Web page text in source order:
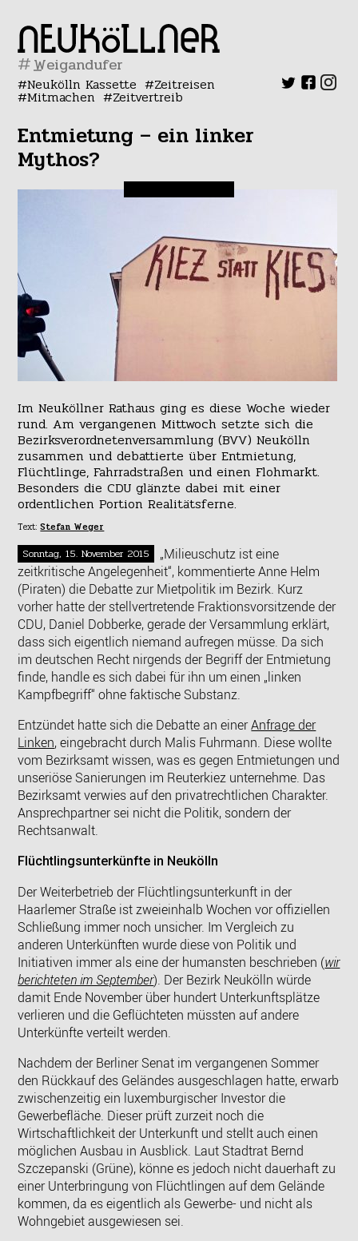
#
Neukölln Kassette Zeitreisen
Mitmachen Zeitvertreib
Entmietung – ein linker
Mythos?
Im Neuköllner Rathaus ging es diese Woche wieder
rund. Am vergangenen Mittwoch setzte sich die
Bezirksverordnetenversammlung (BVV) Neukölln
zusammen und debattierte über Entmietung,
Flüchtlinge, Fahrradstraßen und einen Flohmarkt.
Besonders die CDU glänzte dabei mit einer
ordentlichen Portion Realitätsferne.
Text:Stefan Weger
Sonntag, 15. November 2015
„Milieuschutz ist eine
zeitkritische Angelegenheit“, kommentierte Anne Helm
(Piraten) die Debatte zur Mietpolitik im Bezirk. Kurz
vorher hatte der stellvertretende Fraktionsvorsitzende der
CDU, Daniel Dobberke, gerade der Versammlung erklärt,
dass sich eigentlich niemand aufregen müsse. Da sich
im deutschen Recht nirgends der Begriff der Entmietung
finde, handle es sich dabei für ihn um einen „linken
Kampfbegriff“ ohne faktische Substanz.
Entzündet hatte sich die Debatte an einerAnfrage der
Linken, eingebracht durch Malis Fuhrmann. Diese wollte
vom Bezirksamt wissen, was es gegen Entmietungen und
unseriöse Sanierungen im Reuterkiez unternehme. Das
Bezirksamt verwies auf den privatrechtlichen Charakter.
Ansprechpartner sei nicht die Politik, sondern der
Rechtsanwalt.
Flüchtlingsunterkünfte in Neukölln
Der Weiterbetrieb der Flüchtlingsunterkunft in der
Haarlemer Straße ist zweieinhalb Wochen vor offiziellen
Schließung immer noch unsicher. Im Vergleich zu
anderen Unterkünften wurde diese von Politik und
Initiativen immer als eine der humansten beschrieben (wir
berichteten im September). Der Bezirk Neukölln würde
damit Ende November über hundert Unterkunftsplätze
verlieren und die Geflüchteten müssten auf andere
Unterkünfte verteilt werden.
Nachdem der Berliner Senat im vergangenen Sommer
den Rückkauf des Geländes ausgeschlagen hatte, erwarb
zwischenzeitig ein luxemburgischer Investor die
Gewerbefläche. Dieser prüft zurzeit noch die
Wirtschaftlichkeit der Unterkunft und stellt auch einen
möglichen Ausbau in Ausblick. Laut Stadtrat Bernd
Szczepanski (Grüne), könne es jedoch nicht dauerhaft zu
einer Unterbringung von Flüchtlingen auf dem Gelände
kommen, da es eigentlich als Gewerbe- und nicht als
Wohngebiet ausgewiesen sei.